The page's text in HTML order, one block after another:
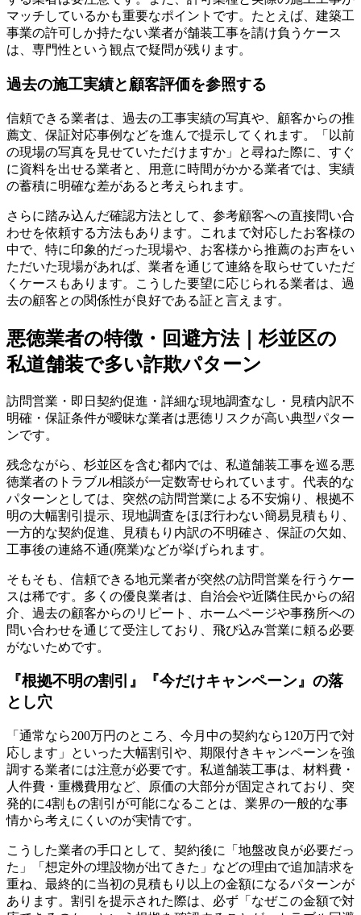
マッチしているかも重要なポイントです。たとえば、建築工
事業の許可しか持たない業者が舗装工事を請け負うケース
は、専門性という観点で疑問が残ります。
過去の施工実績と顧客評価を参照する
信頼できる業者は、過去の工事実績の写真や、顧客からの推
薦文、保証対応事例などを進んで提示してくれます。「以前
の現場の写真を見せていただけますか」と尋ねた際に、すぐ
に資料を出せる業者と、用意に時間がかかる業者では、実績
の蓄積に明確な差があると考えられます。
さらに踏み込んだ確認方法として、参考顧客への直接問い合
わせを依頼する方法もあります。これまで対応したお客様の
中で、特に印象的だった現場や、お客様から推薦のお声をい
ただいた現場があれば、業者を通じて連絡を取らせていただ
くケースもあります。こうした要望に応じられる業者は、過
去の顧客との関係性が良好である証と言えます。
悪徳業者の特徴・回避方法｜杉並区の
私道舗装で多い詐欺パターン
訪問営業・即日契約促進・詳細な現地調査なし・見積内訳不
明確・保証条件が曖昧な業者は悪徳リスクが高い典型パター
ンです。
残念ながら、杉並区を含む都内では、私道舗装工事を巡る悪
徳業者のトラブル相談が一定数寄せられています。代表的な
パターンとしては、突然の訪問営業による不安煽り、根拠不
明の大幅割引提示、現地調査をほぼ行わない簡易見積もり、
一方的な契約促進、見積もり内訳の不明確さ、保証の欠如、
工事後の連絡不通(廃業)などが挙げられます。
そもそも、信頼できる地元業者が突然の訪問営業を行うケー
スは稀です。多くの優良業者は、自治会や近隣住民からの紹
介、過去の顧客からのリピート、ホームページや事務所への
問い合わせを通じて受注しており、飛び込み営業に頼る必要
がないためです。
『根拠不明の割引』『今だけキャンペーン』の落
とし穴
「通常なら200万円のところ、今月中の契約なら120万円で対
応します」といった大幅割引や、期限付きキャンペーンを強
調する業者には注意が必要です。私道舗装工事は、材料費・
人件費・重機費用など、原価の大部分が固定されており、突
発的に4割もの割引が可能になることは、業界の一般的な事
情から考えにくいのが実情です。
こうした業者の手口として、契約後に「地盤改良が必要だっ
た」「想定外の埋設物が出てきた」などの理由で追加請求を
重ね、最終的に当初の見積もり以上の金額になるパターンが
あります。割引を提示された際は、必ず「なぜこの金額で対